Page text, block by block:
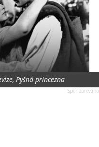
Pyšná princezna